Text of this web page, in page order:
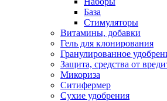
База
Стимуляторы
Витамины, добавки
Гель для клонирования
Гранулированное
Защита, средства от
Микориза
Ситифермер
Сухие удобрения